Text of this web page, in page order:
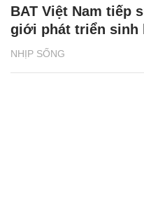
NHỊP SỐNG
BAT Việt Nam tiếp
giới phát triển sinh